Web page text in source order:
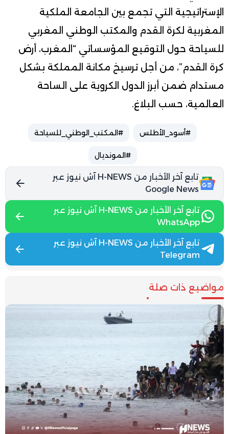
الإستراتيجية التي تجمع بين الجامعة الملكية
المغربية لكرة القدم والمكتب الوطني المغربي
للسياحة حول التوقيع المؤسساتي “المغرب، أرض
كرة القدم”، من أجل ترسيخ مكانة المملكة بشكل
مستدام ضمن أبرز الدول الكروية على الساحة
العالمية، حسب البلاغ.
#أسود_الأطلس #المكتب_الوطني_للسياحة
#المونديال
تابع آخر الأخبار من H-NEWS آش نيوز عبر
Google News
تابع آخر الأخبار من H-NEWS آش نيوز عبر
WhatsApp
تابع آخر الأخبار من H-NEWS آش نيوز عبر
Telegram
مواضيع ذات صلة